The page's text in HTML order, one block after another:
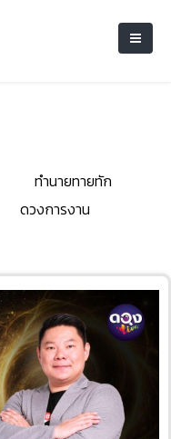
ทำนายทายทัก
ดวงการงาน